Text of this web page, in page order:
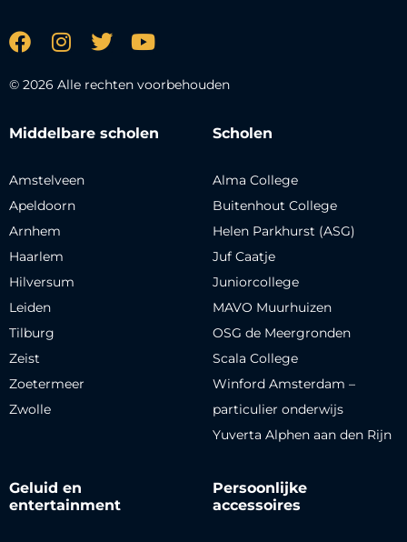
© 2026 Alle rechten voorbehouden
Middelbare scholen
Amstelveen
Apeldoorn
Arnhem
Haarlem
Hilversum
Leiden
Tilburg
Zeist
Zoetermeer
Zwolle
Scholen
Alma College
Buitenhout College
Helen Parkhurst (ASG)
Juf Caatje
Juniorcollege
MAVO Muurhuizen
OSG de Meergronden
Scala College
Winford Amsterdam –
particulier onderwijs
Yuverta Alphen aan den Rijn
Geluid en
entertainment
Persoonlijke
accessoires